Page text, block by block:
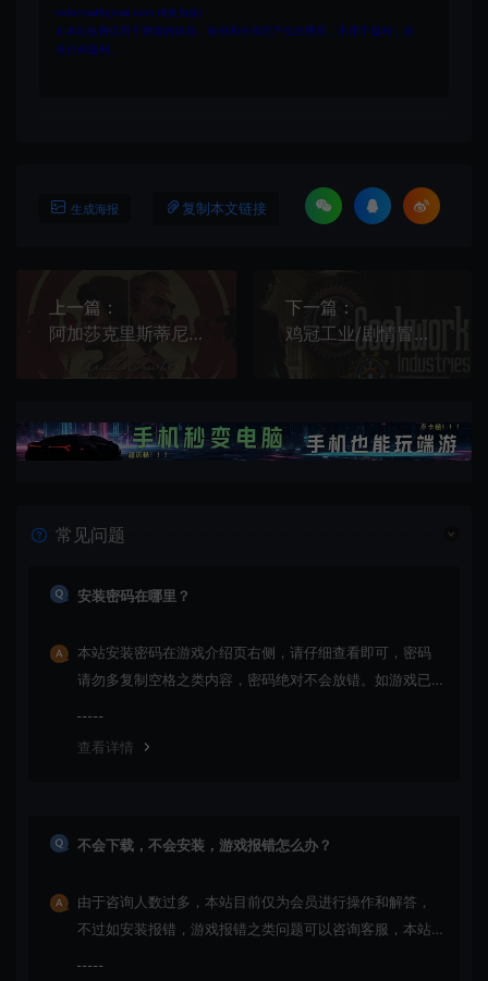
cvformat#gmail.com (#换为@)
4.本站收费仅用于资源的保存、备份和分享所产生的费用，不用于盈利，亦
无任何盈利。
生成海报 复制本文链接
上一篇：
阿加莎克里斯蒂尼罗河上的惨案/侦探推理游戏 Agatha Christie - Death on the Nile 下载
下一篇：
鸡冠工业/剧情冒险RPG游戏 Cockwork Industries Complete 下载
常见问题
安装密码在哪里？
本站安装密码在游戏介绍页右侧，请仔细查看即可，密码
请勿多复制空格之类内容，密码绝对不会放错。如游戏已
查看详情
不会下载，不会安装，游戏报错怎么办？
由于咨询人数过多，本站目前仅为会员进行操作和解答，
不过如安装报错，游戏报错之类问题可以咨询客服，本站